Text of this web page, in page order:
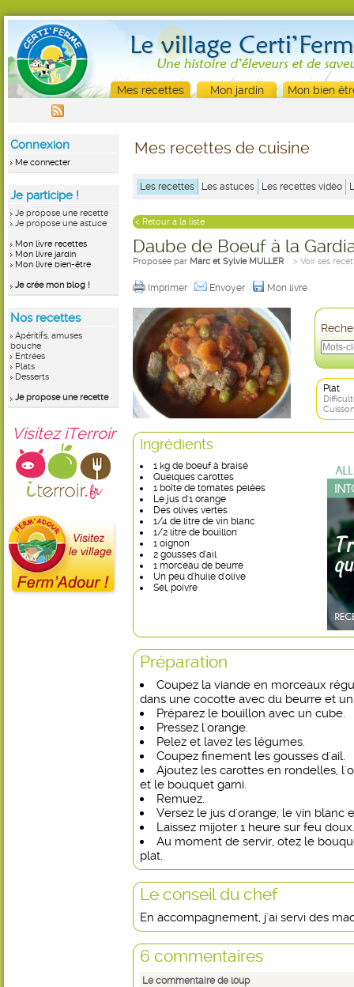
Mes recettes Mon jardin Mon bien
Connexion
Me connecter
Je participe !
Je propose une recette
Je propose une astuce
Mon livre recettes
Mon livre jardin
Mon livre bien-être
Je crée mon blog !
Nos recettes
Apéritifs, amuses
bouche
Entrées
Plats
Desserts
Je propose une recette
Visitez iTerroir
Mes recettes de cuisine
Les recettes Les astuces Les recettes vidéo
< Retour à la liste
Daube de Boeuf à la
Proposée par Marc et Sylvie MULLER > Voir ses
Imprimer Envoyer Mon livre
Plat
Ingrédients
1 kg de boeuf à braisé
Quelques carottes
1 boîte de tomates pelées
Le jus d'1 orange
Des olives vertes
1/4 de litre de vin blanc
1/2 litre de bouillon
1 oignon
2 gousses d'ail
1 morceau de beurre
Un peu d'huile d'olive
Sel, poivre
Préparation
Coupez la viande en morceaux
dans une cocotte avec du beurre et
Préparez le bouillon avec un cube.
Pressez l'orange.
Pelez et lavez les légumes.
Coupez finement les gousses d'ail.
Ajoutez les carottes en rondelles,
et le bouquet garni.
Remuez.
Versez le jus d'orange, le vin blanc
Laissez mijoter 1 heure sur feu doux.
Au moment de servir, otez le
plat.
Le conseil du chef
En accompagnement, j'ai servi des
6 commentaires
Le commentaire de loup